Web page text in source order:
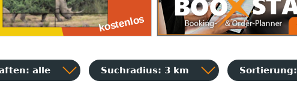
alle Suchradius: 3 km Sortierung: